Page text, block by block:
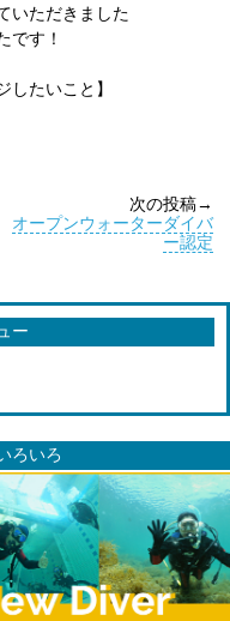
いただきました
です！
したいこと】
次の投稿→
オープンウォーターダイバ
ー認定
ー
ろいろ